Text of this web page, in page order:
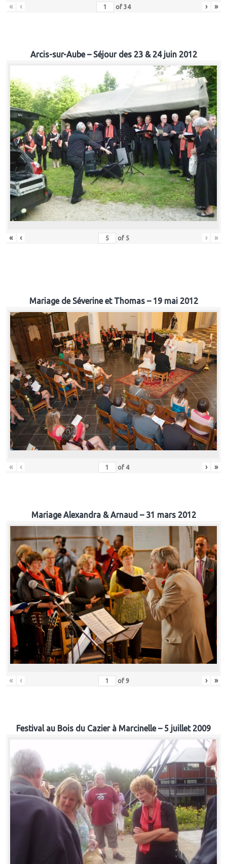
« ‹ of 34 › »
Arcis-sur-Aube – Séjour des 23 & 24 juin 2012
« ‹ of 5 › »
Mariage de Séverine et Thomas – 19 mai 2012
« ‹ of 4 › »
Mariage Alexandra & Arnaud – 31 mars 2012
« ‹ of 9 › »
Festival au Bois du Cazier à Marcinelle – 5 juillet 2009